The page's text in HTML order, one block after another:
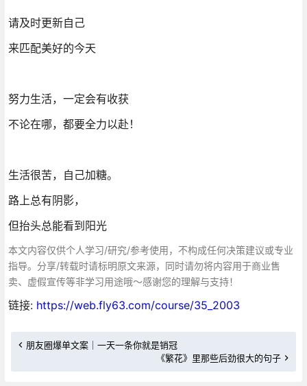
请及时更新自己
来匹配美好的今天
努力生活，一定会有收获
不论在哪，都要全力以赴！
生活很苦，自己加糖。
路上总有阴影，
但抬头总能看到阳光
本文内容仅供个人学习/研究/参考使用，不构成任何决策建议或专业
指导。分享/转载时请标明原文来源，同时请勿将内容用于商业售
卖、虚假宣传等非学习用途哦～感谢您的理解与支持！
链接: https://web.fly63.com/course/35_2003
朋友圈爆单文案｜一天一条你就是销冠
《繁花》里那些后劲很大的句子